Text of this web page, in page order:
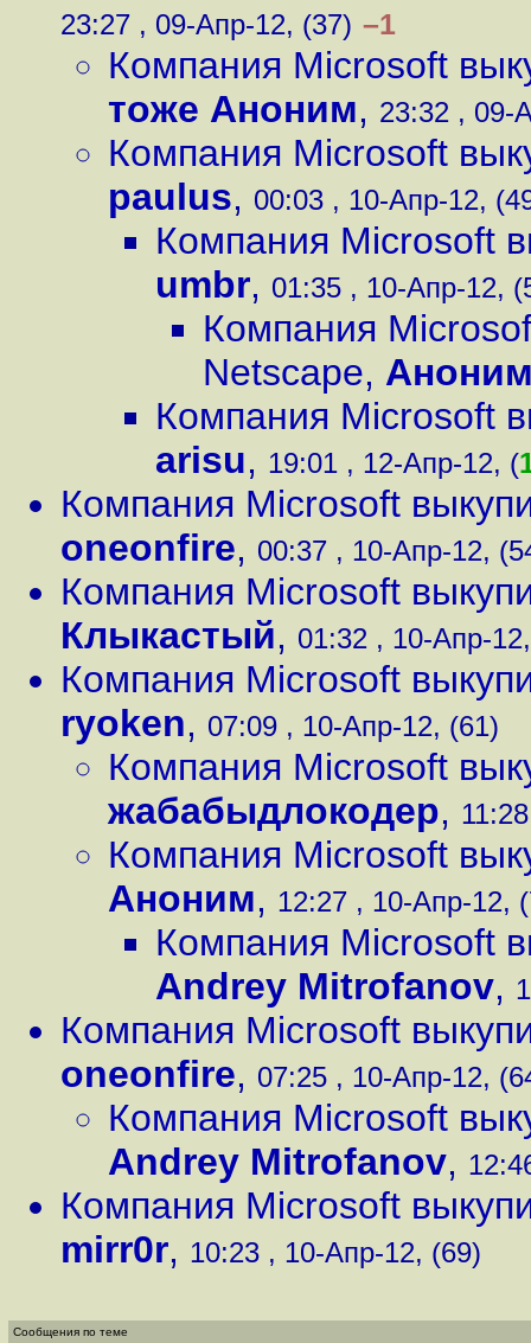
23:27 , 09-Апр-12, (37) –1
Компания Microsoft
тоже Аноним, 23:32 , 09-
Компания Microsoft
paulus, 00:03 , 10-Апр-12,
Компания Microsoft
umbr, 01:35 , 10-Апр-12,
Компания
Netscape,
Компания Microsoft
arisu, 19:01 , 12-Апр-12, (
Компания Microsoft
oneonfire, 00:37 , 10-Апр-12,
Компания Microsoft
Клыкастый, 01:32 , 10-Апр-
Компания Microsoft
ryoken, 07:09 , 10-Апр-12, (61)
Компания Microsoft
жабабыдлокодер,
Компания Microsoft
Аноним, 12:27 , 10-Апр-12,
Компания Microsoft
Andrey Mitrofanov,
Компания Microsoft
oneonfire, 07:25 , 10-Апр-12,
Компания Microsoft
Andrey Mitrofanov,
Компания Microsoft
mirr0r, 10:23 , 10-Апр-12, (69)
Сообщения по теме